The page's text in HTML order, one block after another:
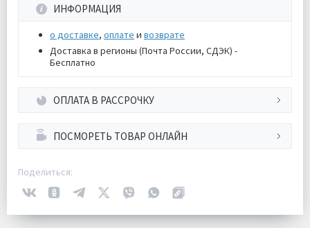
ИНФОРМАЦИЯ
о доставке, оплате и возврате
Доставка в регионы (Почта России, СДЭК) -
Бесплатно
ОПЛАТА В РАССРОЧКУ
ПОСМОРЕТЬ ТОВАР ОНЛАЙН
Поделиться: